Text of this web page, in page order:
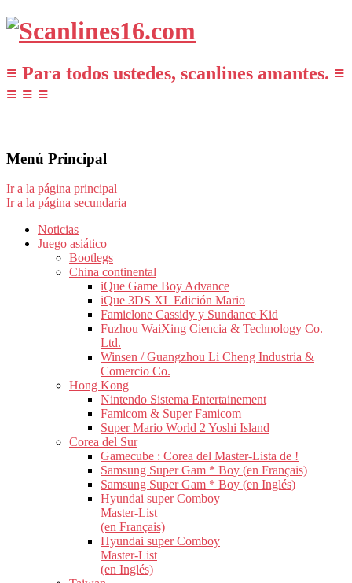
≡ Para todos ustedes, scanlines amantes. ≡
≡ ≡ ≡
Menú Principal
Ir a la página principal
Ir a la página secundaria
Noticias
Juego asiático
Bootlegs
China continental
iQue Game Boy Advance
iQue 3DS XL Edición Mario
Famiclone Cassidy y Sundance Kid
Fuzhou WaiXing Ciencia & Technology Co.
Ltd.
Winsen / Guangzhou Li Cheng Industria &
Comercio Co.
Hong Kong
Nintendo Sistema Entertainement
Famicom & Super Famicom
Super Mario World 2 Yoshi Island
Corea del Sur
Gamecube : Corea del Master-Lista de !
Samsung Super Gam * Boy (en Français)
Samsung Super Gam * Boy (en Inglés)
Hyundai super Comboy
Master-List
(en Français)
Hyundai super Comboy
Master-List
(en Inglés)